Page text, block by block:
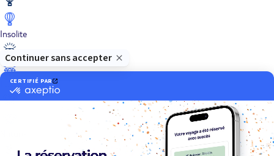
Insolite
Luxe